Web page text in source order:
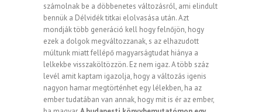
számolnak be a döbbenetes változásról, ami elindult
bennük a Délvidék titkai elolvasása után. Azt
mondják több generáció kell hogy felnőjön, hogy
ezek a dolgok megváltozzanak, s az elhazudott
múltunk miatt fellépő magyarságtudat hiánya a
lelkekbe visszaköltözzön. Ez nem igaz. A több száz
levél amit kaptam igazolja, hogy a változás igenis
nagyon hamar megtörténhet egy lélekben, ha az
ember tudatában van annak, hogy mit is ér az ember,